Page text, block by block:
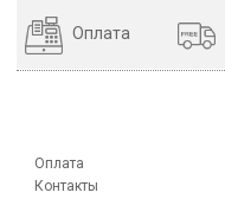
Оплата
Оплата
Контакты